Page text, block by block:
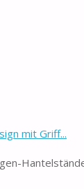
mit Griff...